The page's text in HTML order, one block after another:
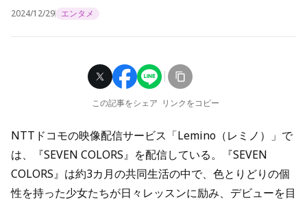
2024/12/29 エンタメ
この記事をシェア リンクをコピー
NTTドコモの映像配信サービス「Lemino（レミノ）」で
は、『SEVEN COLORS』を配信している。『SEVEN
COLORS』は約3カ月の共同生活の中で、色とりどりの個
性を持った少女たちが日々レッスンに励み、デビューを目